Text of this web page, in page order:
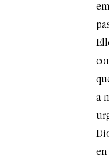
a
en